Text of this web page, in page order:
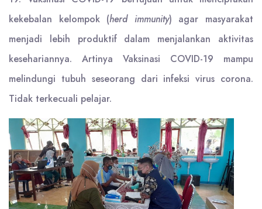
kekebalan kelompok (herd immunity) agar masyarakat
menjadi lebih produktif dalam menjalankan aktivitas
kesehariannya. Artinya Vaksinasi COVID-19 mampu
melindungi tubuh seseorang dari infeksi virus corona.
Tidak terkecuali pelajar.